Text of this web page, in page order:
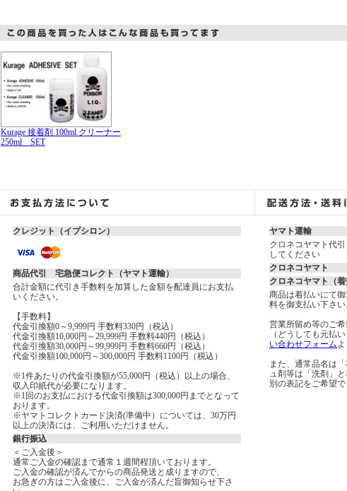
Kurage 接着剤 100ml クリーナー
250ml SET
クレジット（イプシロン）
商品代引 宅急便コレクト（ヤマト運輸）
合計金額に代引き手数料を加算した金額を配達員にお支払
いください。
【手数料】
代金引換額0～9,999円 手数料330円（税込）
代金引換額10,000円～29,999円 手数料440円（税込）
代金引換額30,000円～99,999円 手数料660円（税込）
代金引換額100,000円～300,000円 手数料1100円（税込）
※1件あたりの代金引換額が55,000円（税込）以上の場合、
収入印紙代が必要になります。
※1回のお支払における代金引換額は300,000円までとなって
おります。
※ヤマトコレクトカード決済(準備中）については、30万円
以上の決済には、ご利用いただけません。
銀行振込
＜ご入金後＞
通常ご入金の確認まで通常１週間程頂いております。
ご入金の確認が済んでからの商品発送と成りますので、
お急ぎの方はご入金後に、ご入金が済んだ旨御知らせ下さ
ヤマト運輸
クロネコヤマト代
してください
クロネコヤマト
クロネコヤマト（着
商品は着払いにて
料を御支払い下さい
営業所留め等のご希
（どうしても元払
い合わせフォーム
また、通常品名は
ュ剤等は「洗剤」
別の表記をご希望